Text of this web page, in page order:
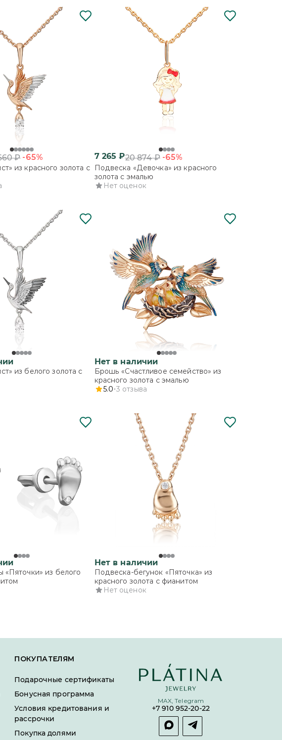
₽ -65%
из красного золота с
7 265 ₽20 874₽ -65%
Подвеска «Девочка» из красного
золота с эмалью
Нет оценок
из белого золота с
Нет в наличии
Брошь «Счастливое семейство» из
красного золота с эмалью
5.0 3 отзыва
«Пяточки» из белого
Нет в наличии
Подвеска-бегунок «Пяточка» из
красного золота с фианитом
Нет оценок
ПОКУПАТЕЛЯМ
Подарочные сертификаты
Бонусная программа
Условия кредитования и
рассрочки
Покупка долями
MAX, Telegram
+7 910 952-20-22